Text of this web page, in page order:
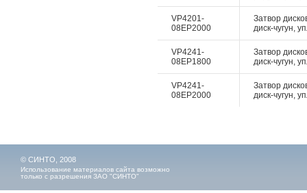
VP4201-
08EP2000
Затвор
диск-чугун,
VP4241-
08EP1800
Затвор
диск-чугун,
VP4241-
08EP2000
Затвор
диск-чугун,
© СИНТО, 2008
Использование материалов сайта возможно
только с разрешения ЗАО "СИНТО"